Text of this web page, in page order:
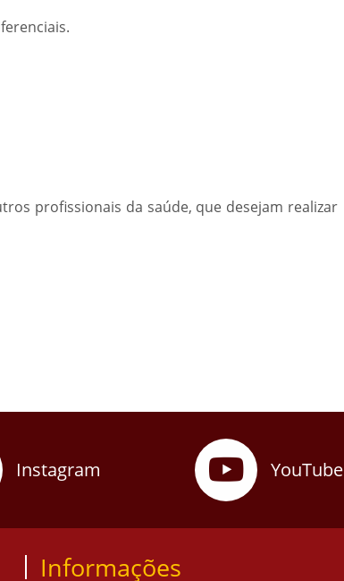
profissionais da saúde, que desejam realizar
Instagram YouTube
Informações